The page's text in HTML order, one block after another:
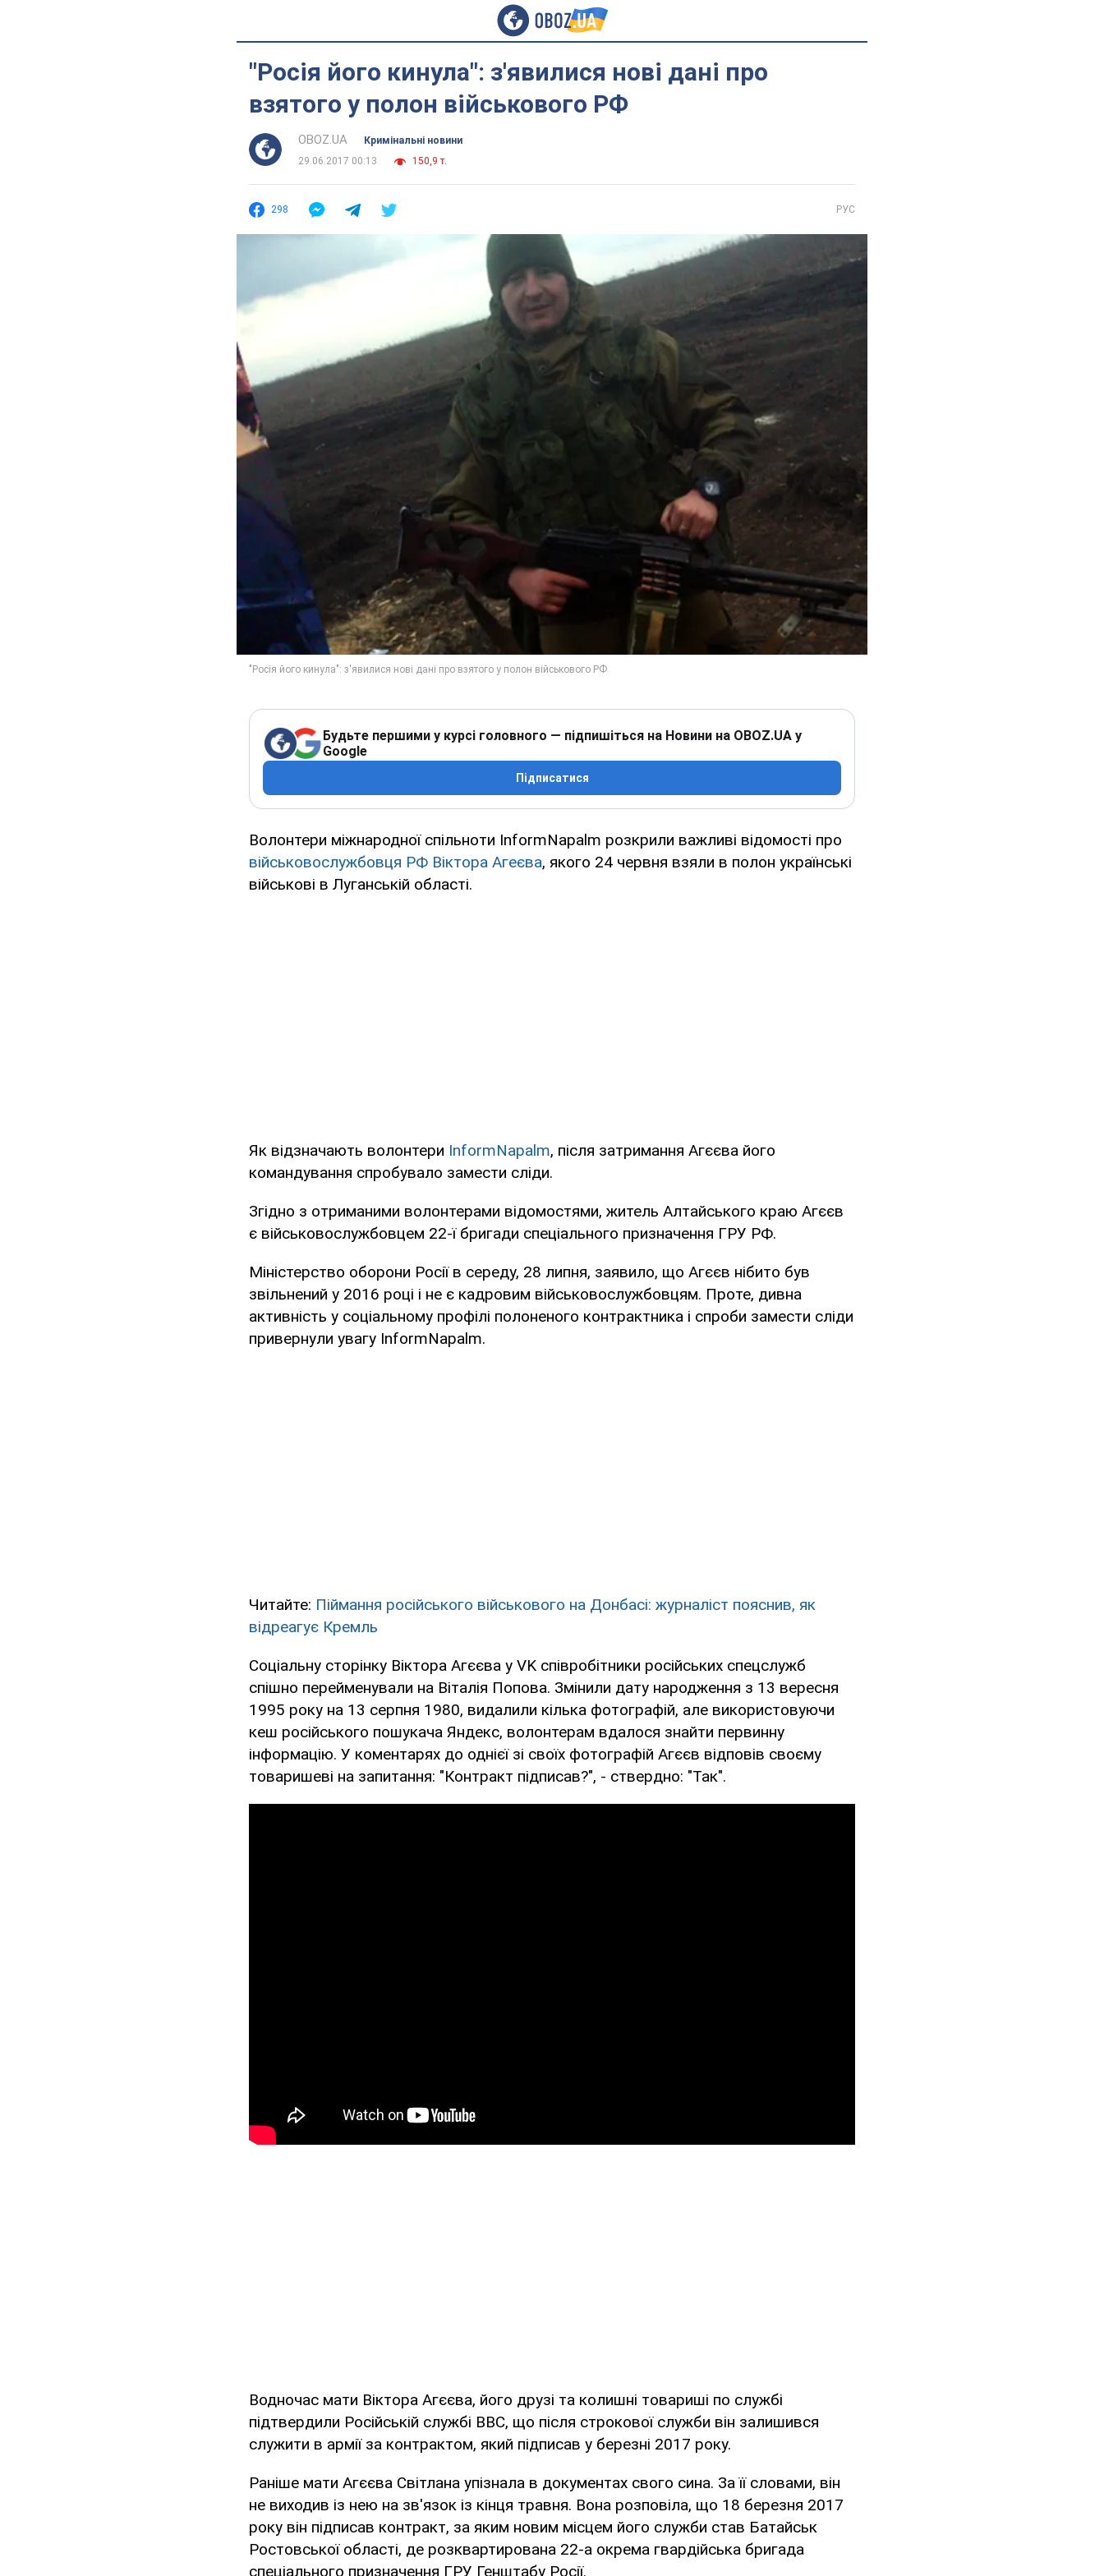
"Росія його кинула": з'явилися нові дані про
взятого у полон військового РФ
OBOZ.UA
Кримінальні новини
29.06.2017 00:13
150,9 т.
298 РУС
Будьте першими у курсі головного — підпишіться на Новини на OBOZ.UA у
Google
Підписатися
Волонтери міжнародної спільноти InformNapalm розкрили важливі відомості про
військовослужбовця РФ Віктора Агеєва, якого 24 червня взяли в полон українські
військові в Луганській області.
Як відзначають волонтери InformNapalm, після затримання Агєєва його
командування спробувало замести сліди.
Згідно з отриманими волонтерами відомостями, житель Алтайського краю Агєєв
є військовослужбовцем 22-ї бригади спеціального призначення ГРУ РФ.
Міністерство оборони Росії в середу, 28 липня, заявило, що Агєєв нібито був
звільнений у 2016 році і не є кадровим військовослужбовцям. Проте, дивна
активність у соціальному профілі полоненого контрактника і спроби замести сліди
привернули увагу InformNapalm.
Читайте: Піймання російського військового на Донбасі: журналіст пояснив, як
відреагує Кремль
Соціальну сторінку Віктора Агєєва у VK співробітники російських спецслужб
спішно перейменували на Віталія Попова. Змінили дату народження з 13 вересня
1995 року на 13 серпня 1980, видалили кілька фотографій, але використовуючи
кеш російського пошукача Яндекс, волонтерам вдалося знайти первинну
інформацію. У коментарях до однієї зі своїх фотографій Агєєв відповів своєму
товаришеві на запитання: "Контракт підписав?", - ствердно: "Так".
Водночас мати Віктора Агєєва, його друзі та колишні товариші по службі
підтвердили Російській службі BBC, що після строкової служби він залишився
служити в армії за контрактом, який підписав у березні 2017 року.
Раніше мати Агєєва Світлана упізнала в документах свого сина. За її словами, він
не виходив із нею на зв'язок із кінця травня. Вона розповіла, що 18 березня 2017
року він підписав контракт, за яким новим місцем його служби став Батайськ
Ростовської області, де розквартирована 22-а окрема гвардійська бригада
спеціального призначення ГРУ Генштабу Росії.